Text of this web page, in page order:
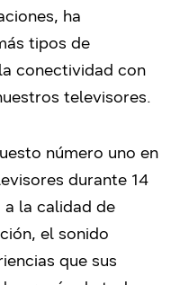
ha
tipos de
conectividad con
televisores.
número uno en
durante 14
la calidad de
el sonido
que sus